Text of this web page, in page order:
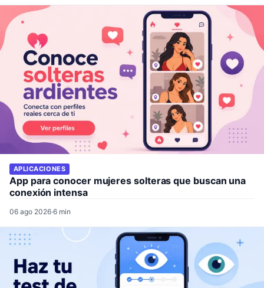
APLICACIONES
App para conocer mujeres solteras que buscan una
conexión intensa
06 ago 2026·6 min